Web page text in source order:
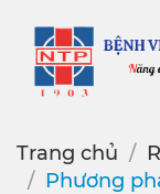
Trang chủ
Phương